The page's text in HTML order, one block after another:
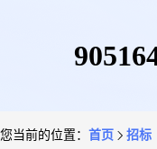
您当前的位置： 首页 招标